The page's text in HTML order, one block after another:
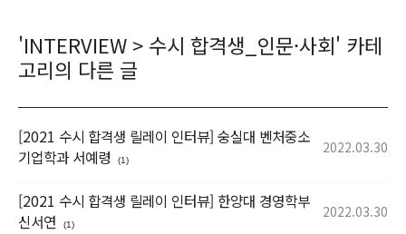
'INTERVIEW > 수시 합격생_인문·사회' 카테
고리의 다른 글
[2021 수시 합격생 릴레이 인터뷰] 숭실대 벤처중소
기업학과 서예령
(1)
2022.03.30
[2021 수시 합격생 릴레이 인터뷰] 한양대 경영학부
신서연
(1)
2022.03.30